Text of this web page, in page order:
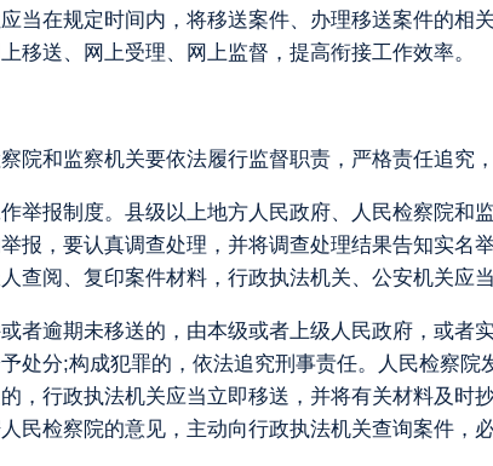
当在规定时间内，将移送案件、办理移送案件的
移送、网上受理、网上监督，提高衔接工作效率。
院和监察机关要依法履行监督职责，严格责任追究
举报制度。县级以上地方人民政府、人民检察院
报，要认真调查处理，并将调查处理结果告知实
查阅、复印案件材料，行政执法机关、公安机关应当
者逾期未移送的，由本级或者上级人民政府，或
处分;构成犯罪的，依法追究刑事责任。人民检察
，行政执法机关应当立即移送，并将有关材料及
民检察院的意见，主动向行政执法机关查询案件，